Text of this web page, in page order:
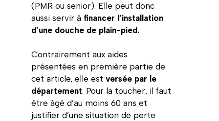
(PMR ou senior). Elle peut donc
aussi servir à financer l’installation
d’une douche de plain-pied.
Contrairement aux aides
présentées en première partie de
cet article, elle est versée par le
département. Pour la toucher, il faut
être âgé d’au moins 60 ans et
justifier d’une situation de perte